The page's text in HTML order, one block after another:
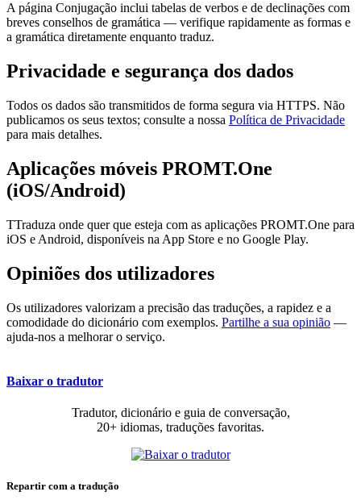
A página Conjugação inclui tabelas de verbos e de declinações com
breves conselhos de gramática — verifique rapidamente as formas e
a gramática diretamente enquanto traduz.
Privacidade e segurança dos dados
Todos os dados são transmitidos de forma segura via HTTPS. Não
publicamos os seus textos; consulte a nossa Política de Privacidade
para mais detalhes.
Aplicações móveis PROMT.One
(iOS/Android)
TTraduza onde quer que esteja com as aplicações PROMT.One para
iOS e Android, disponíveis na App Store e no Google Play.
Opiniões dos utilizadores
Os utilizadores valorizam a precisão das traduções, a rapidez e a
comodidade do dicionário com exemplos. Partilhe a sua opinião —
ajuda-nos a melhorar o serviço.
Baixar o tradutor
Tradutor, dicionário e guia de conversação,
20+ idiomas, traduções favoritas.
Repartir com a tradução